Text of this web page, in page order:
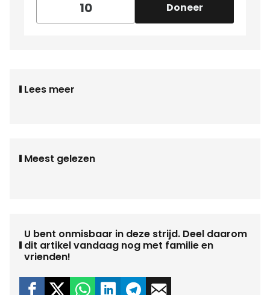
Doneer
Lees meer
Meest gelezen
U bent onmisbaar in deze strijd. Deel daarom
dit artikel vandaag nog met familie en
vrienden!